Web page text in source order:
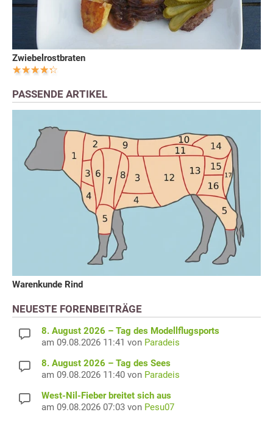
Zwiebelrostbraten
PASSENDE ARTIKEL
Warenkunde Rind
NEUESTE FORENBEITRÄGE
8. August 2026 – Tag des Modellflugsports
am 09.08.2026 11:41 von Paradeis
8. August 2026 – Tag des Sees
am 09.08.2026 11:40 von Paradeis
West-Nil-Fieber breitet sich aus
am 09.08.2026 07:03 von Pesu07